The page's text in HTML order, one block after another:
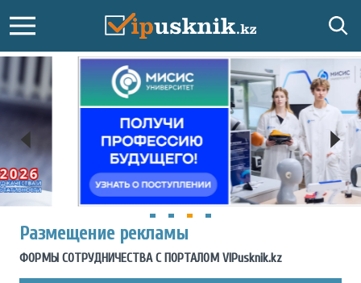
Размещение рекламы
ФОРМЫ СОТРУДНИЧЕСТВА С ПОРТАЛОМ VIPusknik.kz